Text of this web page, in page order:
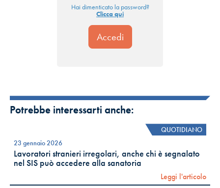
Hai dimenticato la password?
Clicca qui
Potrebbe interessarti anche:
QUOTIDIANO
23 gennaio 2026
Lavoratori stranieri irregolari, anche chi è segnalato
nel SIS può accedere alla sanatoria
Leggi l'articolo